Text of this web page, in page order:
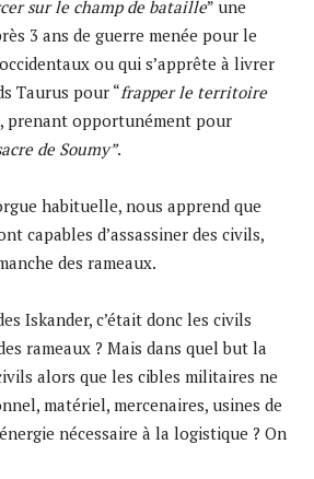
sur le champ de bataille” une
3 ans de guerre menée pour le
ou qui s’apprête à livrer
Taurus pour “frapper le territoire
prenant opportunément pour
de Soumy”.
habituelle, nous apprend que
capables d’assassiner des civils,
des rameaux.
Iskander, c’était donc les civils
rameaux ? Mais dans quel but la
alors que les cibles militaires ne
matériel, mercenaires, usines de
nécessaire à la logistique ? On